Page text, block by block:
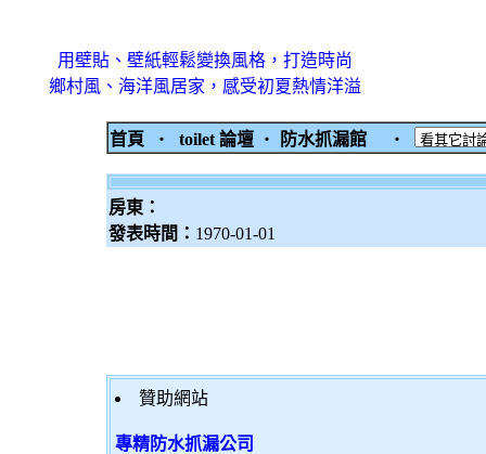
用壁貼、壁紙輕鬆變換風格，打造時尚
鄉村風、海洋風居家，感受初夏熱情洋溢
首頁 ‧ toilet 論壇 ‧ 防水抓漏館 ‧
房東：
發表時間： 1970-01-01
贊助網站
專精防水抓漏公司